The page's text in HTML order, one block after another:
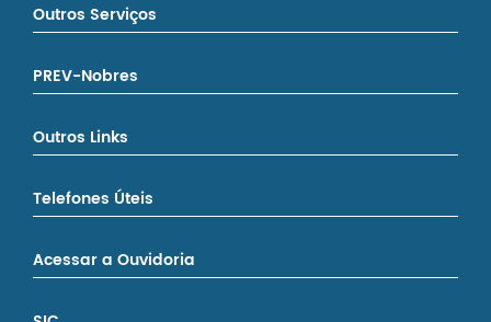
Outros Serviços
PREV-Nobres
Outros Links
Telefones Úteis
Acessar a Ouvidoria